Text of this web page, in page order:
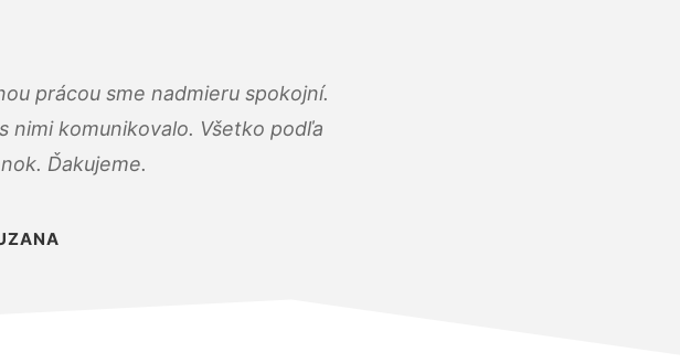
prácou sme nadmieru spokojní.
nimi komunikovalo. Všetko podľa
Ďakujeme.